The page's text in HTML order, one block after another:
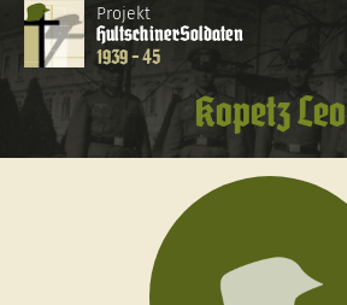
Projekt
HultschinerSoldaten
1939 - 45
Kopetz Leo